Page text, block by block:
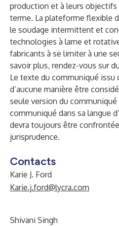
production et à leurs
terme. La plateforme flexible
le soudage intermittent et
technologies à lame et
fabricants à se limiter à une
savoir plus, rendez-vous sur
Le texte du communiqué issu
d’aucune manière être
seule version du
communiqué dans sa langue
devra toujours être
jurisprudence.
Contacts
Karie J. Ford
Karie.j.ford@lycra.com
Shivani Singh